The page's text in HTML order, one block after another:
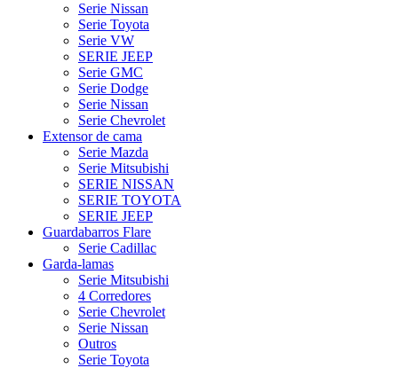
Serie Nissan
Serie Toyota
Serie VW
SERIE JEEP
Serie GMC
Serie Dodge
Serie Nissan
Serie Chevrolet
Extensor de cama
Serie Mazda
Serie Mitsubishi
SERIE NISSAN
SERIE TOYOTA
SERIE JEEP
Guardabarros Flare
Serie Cadillac
Garda-lamas
Serie Mitsubishi
4 Corredores
Serie Chevrolet
Serie Nissan
Outros
Serie Toyota